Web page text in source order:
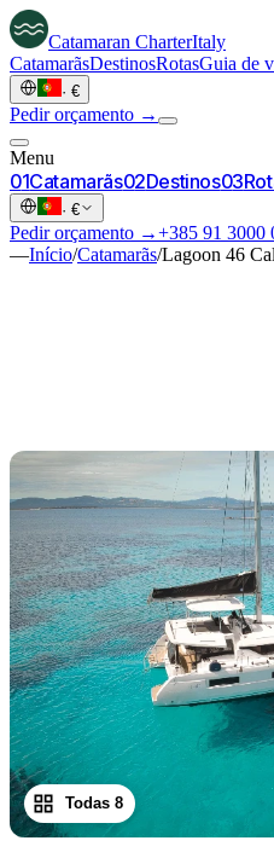
Catamaran CharterItaly
CatamarãsDestinosRotasGuia de
· €
Pedir orçamento →
Menu
01Catamarãs02Destinos03
· €
Pedir orçamento →+385 91 3000
—Início/Catamarãs/Lagoon 46
Todas 8